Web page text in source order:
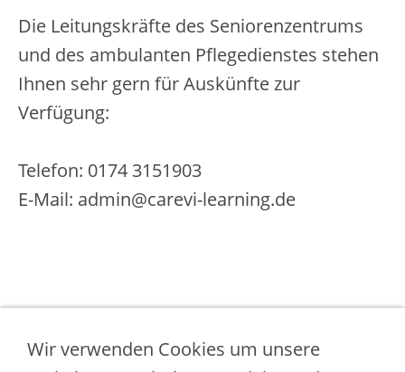
Die Leitungskräfte des Seniorenzentrums
und des ambulanten Pflegedienstes stehen
Ihnen sehr gern für Auskünfte zur
Verfügung:
Telefon: 0174 3151903
E-Mail: admin@carevi-learning.de
Datenschutz
Wir verwenden Cookies um unsere